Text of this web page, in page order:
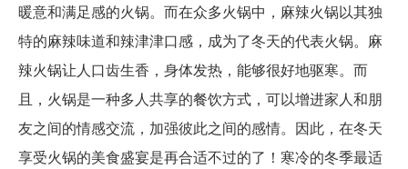
暖意和满足感的火锅。而在众多火锅中，麻辣火锅以其独
特的麻辣味道和辣津津口感，成为了冬天的代表火锅。麻
辣火锅让人口齿生香，身体发热，能够很好地驱寒。而
且，火锅是一种多人共享的餐饮方式，可以增进家人和朋
友之间的情感交流，加强彼此之间的感情。因此，在冬天
享受火锅的美食盛宴是再合适不过的了！寒冷的冬季最适